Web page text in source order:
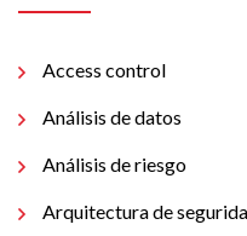
Access control
Análisis de datos
Análisis de riesgo
Arquitectura de